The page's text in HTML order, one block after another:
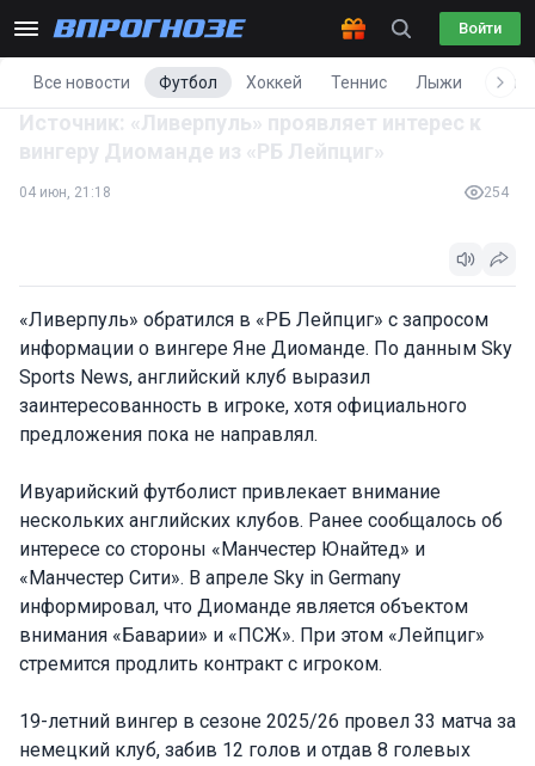
Войти
Все новости Футбол Хоккей Теннис Лыжи
Источник: «Ливерпуль» проявляет интерес к
вингеру Диоманде из «РБ Лейпциг»
04 июн, 21:18 254
«Ливерпуль» обратился в «РБ Лейпциг» с запросом
информации о вингере Яне Диоманде. По данным Sky
Sports News, английский клуб выразил
заинтересованность в игроке, хотя официального
предложения пока не направлял.
Ивуарийский футболист привлекает внимание
нескольких английских клубов. Ранее сообщалось об
интересе со стороны «Манчестер Юнайтед» и
«Манчестер Сити». В апреле Sky in Germany
информировал, что Диоманде является объектом
внимания «Баварии» и «ПСЖ». При этом «Лейпциг»
стремится продлить контракт с игроком.
19-летний вингер в сезоне 2025/26 провел 33 матча за
немецкий клуб, забив 12 голов и отдав 8 голевых